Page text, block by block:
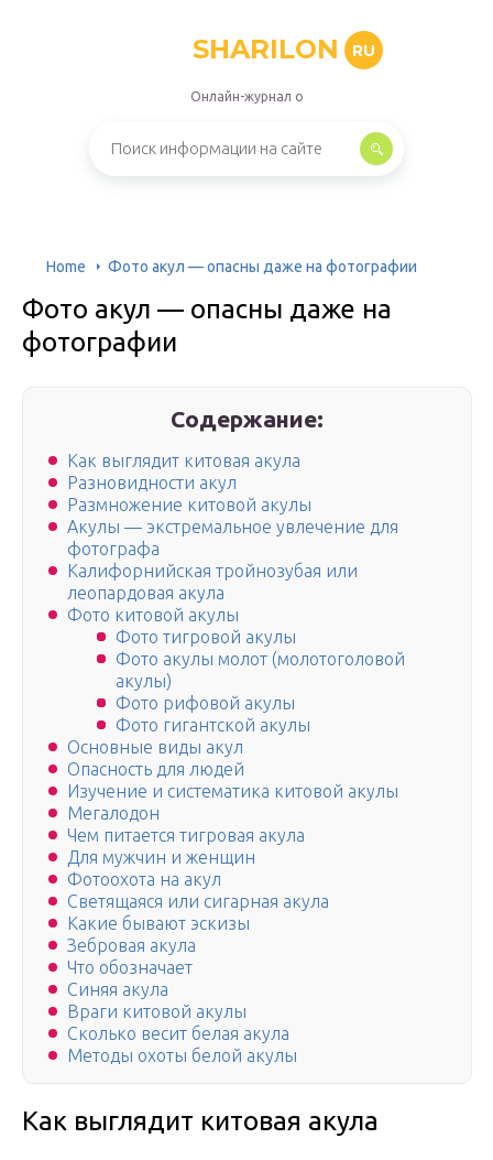
SHARILON RU
Онлайн-журнал о
Home Фото акул — опасны даже на фотографии
Фото акул — опасны даже на
фотографии
Содержание:
Как выглядит китовая акула
Разновидности акул
Размножение китовой акулы
Акулы — экстремальное увлечение для
фотографа
Калифорнийская тройнозубая или
леопардовая акула
Фото китовой акулы
Фото тигровой акулы
Фото акулы молот (молотоголовой
акулы)
Фото рифовой акулы
Фото гигантской акулы
Основные виды акул
Опасность для людей
Изучение и систематика китовой акулы
Мегалодон
Чем питается тигровая акула
Для мужчин и женщин
Фотоохота на акул
Светящaяся или сигаpная акyла
Какие бывают эскизы
Зебровая акула
Что обозначает
Синяя акула
Враги китовой акулы
Сколько весит белая акула
Методы охоты белой акулы
Как выглядит китовая акула